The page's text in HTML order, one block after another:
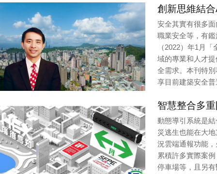
創新思維結
安全其實有很多
職業安全等，有
（2022）年1月
域的專業和人才
全需求。本刊特
享目前建築安全
智慧整合多
動態導引系統是
災逃生也能在大
況雲端通報功能
累積許多實際案
停車場等，且另